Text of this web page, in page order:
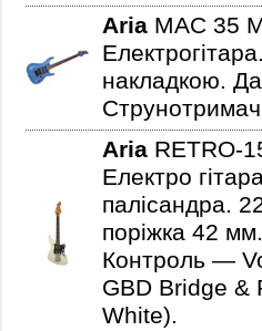
Aria MAC 35
накладкою.
Aria RETRO-
Електро
палісандра.
поріжка 42
Контроль —
GBD Bridge &
White).